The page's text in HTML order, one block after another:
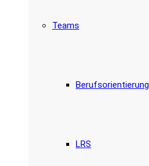
Teams
Berufsorientierung
LRS